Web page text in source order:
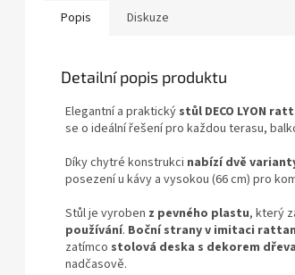
Popis Diskuze
Detailní popis produktu
Elegantní a praktický stůl DECO LYON
se o ideální řešení pro každou terasu,
Díky chytré konstrukci nabízí dvě
posezení u kávy a vysokou (66 cm) pro
Stůl je vyroben z pevného plastu, který
používání. Boční strany v imitaci
zatímco stolová deska s dekorem dřeva
nadčasově.